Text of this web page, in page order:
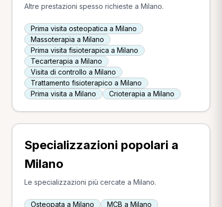
Altre prestazioni spesso richieste a Milano.
Prima visita osteopatica a Milano
Massoterapia a Milano
Prima visita fisioterapica a Milano
Tecarterapia a Milano
Visita di controllo a Milano
Trattamento fisioterapico a Milano
Prima visita a Milano
Crioterapia a Milano
Specializzazioni popolari a
Milano
Le specializzazioni più cercate a Milano.
Osteopata a Milano
MCB a Milano